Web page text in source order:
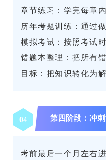
章节练习：学完每章
历年考题训练：通过
模拟考试：按照考试
错题本整理：把所有
目标：把知识转化为
04 第四阶段：冲刺
考前最后一个月左右